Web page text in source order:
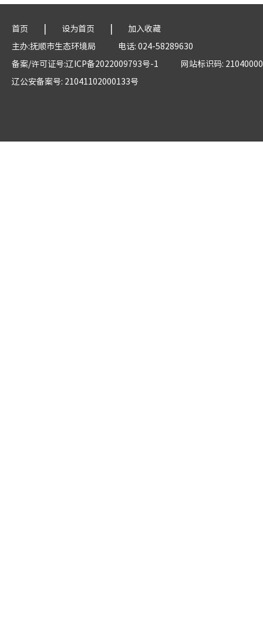
首页 | 设为首页 |
加入收藏
主办:抚顺市生态环境局
电话: 024-58289630
备案/许可证号:辽ICP备2022009793号-1
网站标识码:
辽公安备案号: 21041102000133号